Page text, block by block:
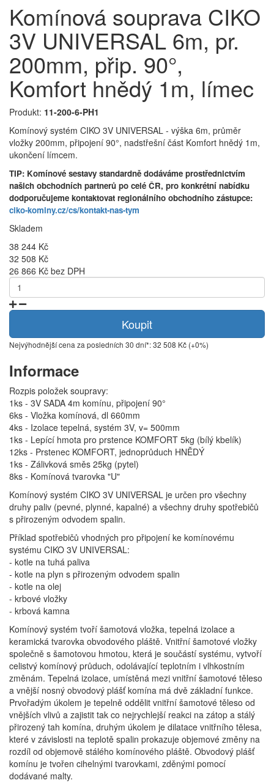
Komínová souprava CIKO
3V UNIVERSAL 6m, pr.
200mm, přip. 90°,
Komfort hnědý 1m, límec
Produkt: 11-200-6-PH1
Komínový systém CIKO 3V UNIVERSAL - výška 6m, průměr
vložky 200mm, připojení 90°, nadstřešní část Komfort hnědý 1m,
ukončení límcem.
TIP: Komínové sestavy standardně dodáváme prostřednictvím
našich obchodních partnerů po celé ČR, pro konkrétní nabídku
dodporučujeme kontaktovat regionálního obchodního zástupce:
ciko-kominy.cz/cs/kontakt-nas-tym
Skladem
38 244 Kč
32 508 Kč
26 866 Kč bez DPH
Koupit
Nejvýhodnější cena za posledních 30 dní*: 32 508 Kč (+0%)
Informace
Rozpis položek soupravy:
1ks - 3V SADA 4m komínu, připojení 90°
6ks - Vložka komínová, dl 660mm
4ks - Izolace tepelná, systém 3V, v= 500mm
1ks - Lepící hmota pro prstence KOMFORT 5kg (bílý kbelík)
12ks - Prstenec KOMFORT, jednoprůduch HNĚDÝ
1ks - Zálivková směs 25kg (pytel)
8ks - Komínová tvarovka "U"
Komínový systém CIKO 3V UNIVERSAL je určen pro všechny
druhy paliv (pevné, plynné, kapalné) a všechny druhy spotřebičů
s přirozeným odvodem spalin.
Příklad spotřebičů vhodných pro připojení ke komínovému
systému CIKO 3V UNIVERSAL:
- kotle na tuhá paliva
- kotle na plyn s přirozeným odvodem spalin
- kotle na olej
- krbové vložky
- krbová kamna
Komínový systém tvoří šamotová vložka, tepelná izolace a
keramická tvarovka obvodového pláště. Vnitřní šamotové vložky
společně s šamotovou hmotou, která je součástí systému, vytvoří
celistvý komínový průduch, odolávající teplotním i vlhkostním
změnám. Tepelná izolace, umístěná mezi vnitřní šamotové těleso
a vnější nosný obvodový plášť komína má dvě základní funkce.
Prvořadým úkolem je tepelně oddělit vnitřní šamotové těleso od
vnějších vlivů a zajistit tak co nejrychlejší reakci na zátop a stálý
přirozený tah komína, druhým úkolem je dilatace vnitřního tělesa,
které v závislosti na teplotě spalin prokazuje objemové změny na
rozdíl od objemově stálého komínového pláště. Obvodový plášť
komínu je tvořen cihelnými tvarovkami, zděnými pomocí
dodávané malty.